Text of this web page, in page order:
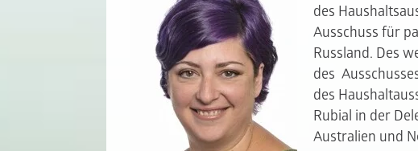
des
Ausschuss für
Russland. Des
des
des
Rubial in der
Australien und